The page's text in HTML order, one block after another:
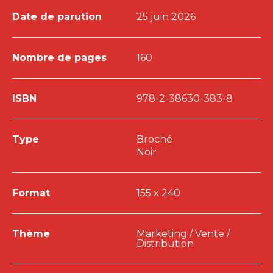
Date de parution 25 juin 2026
Nombre de pages 160
ISBN 978-2-38630-383-8
Type
Broché
Noir
Format 155 x 240
Thème
Marketing / Vente /
Distribution